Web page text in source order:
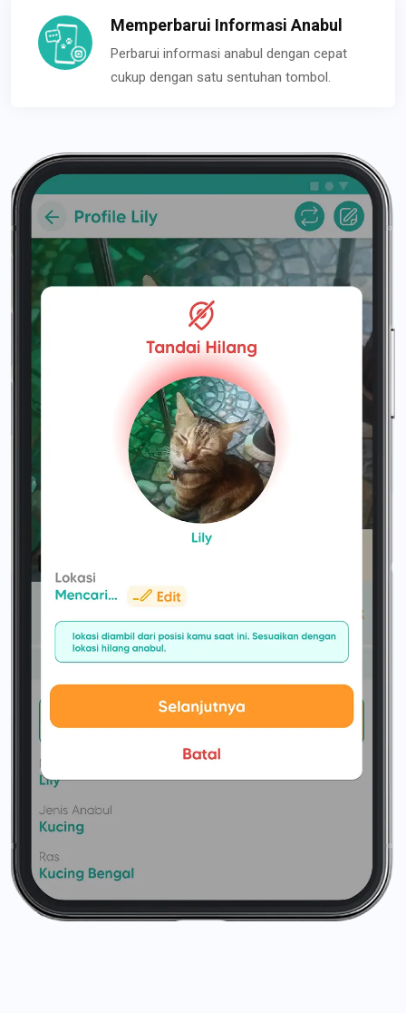
Memperbarui Informasi Anabul
Perbarui informasi anabul dengan cepat
cukup dengan satu sentuhan tombol.